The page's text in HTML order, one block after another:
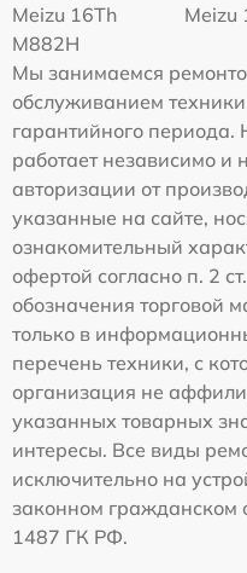
Meizu 16Th
M882H
Meizu
Мы занимаемся
обслуживанием
гарантийного
работает независимо и
авторизации от
указанные на сайте,
ознакомительный
офертой согласно п. 2
обозначения торговой
только в
перечень техники, с
организация не
указанных товарных
интересы. Все виды
исключительно на
законном гражданском
1487 ГК РФ.